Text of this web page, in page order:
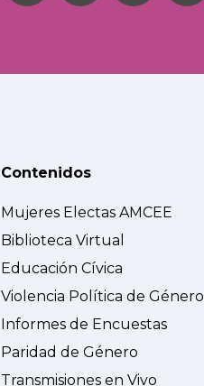
Contenidos
Mujeres Electas AMCEE
Biblioteca Virtual
Educación Cívica
Violencia Política de Género
Informes de Encuestas
Paridad de Género
Transmisiones en Vivo